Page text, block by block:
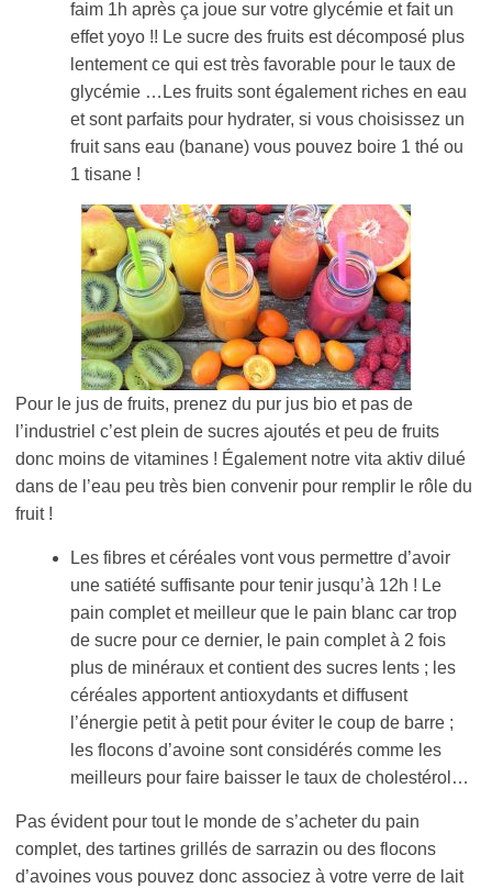
faim 1h après ça joue sur votre glycémie et fait un
effet yoyo !! Le sucre des fruits est décomposé plus
lentement ce qui est très favorable pour le taux de
glycémie …Les fruits sont également riches en eau
et sont parfaits pour hydrater, si vous choisissez un
fruit sans eau (banane) vous pouvez boire 1 thé ou
1 tisane !
Pour le jus de fruits, prenez du pur jus bio et pas de
l’industriel c’est plein de sucres ajoutés et peu de fruits
donc moins de vitamines ! Également notre vita aktiv dilué
dans de l’eau peu très bien convenir pour remplir le rôle du
fruit !
Les fibres et céréales vont vous permettre d’avoir
une satiété suffisante pour tenir jusqu’à 12h ! Le
pain complet et meilleur que le pain blanc car trop
de sucre pour ce dernier, le pain complet à 2 fois
plus de minéraux et contient des sucres lents ; les
céréales apportent antioxydants et diffusent
l’énergie petit à petit pour éviter le coup de barre ;
les flocons d’avoine sont considérés comme les
meilleurs pour faire baisser le taux de cholestérol…
Pas évident pour tout le monde de s’acheter du pain
complet, des tartines grillés de sarrazin ou des flocons
d’avoines vous pouvez donc associez à votre verre de lait